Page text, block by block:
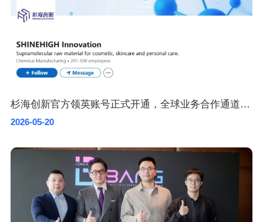
杉海创新官方领英账号正式开通，全球业务合作通道加速开启
2026-05-20